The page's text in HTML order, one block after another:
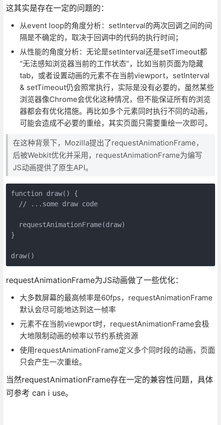
这其实是存在一定的问题的：
从event loop的角度分析：setInterval的两次回调之间的间
隔是不确定的，取决于回调中的代码的执行时间；
从性能的角度分析：无论是setInterval还是setTimeout都
“无法感知浏览器当前的工作状态”，比如当前页面为隐藏
tab，或者设置动画的元素不在当前viewport，setInterval
& setTimeout仍会照常执行，实际是没有必要的，虽然某些
浏览器像Chrome会优化这种情况，但不能保证所有的浏览
器都会有优化措施。再比如多个元素同时执行不同的动画，
可能会造成不必要的重绘，其实页面只需要重绘一次即可。
在这种背景下，Mozilla提出了requestAnimationFrame，
后被Webkit优化并采用，requestAnimationFrame为编写
JS动画提供了原生API。
function draw() {
  // ...some draw code
  requestAnimationFrame(draw)
}
draw()
requestAnimationFrame为JS动画做了一些优化：
大多数屏幕的最高帧率是60fps，requestAnimationFrame
默认会尽可能地达到这一帧率
元素不在当前viewport时，requestAnimationFrame会极
大地限制动画的帧率以节约系统资源
使用requestAnimationFrame定义多个同时段的动画，页面
只会产生一次重绘。
当然requestAnimationFrame存在一定的兼容性问题，具体
可参考 can i use。